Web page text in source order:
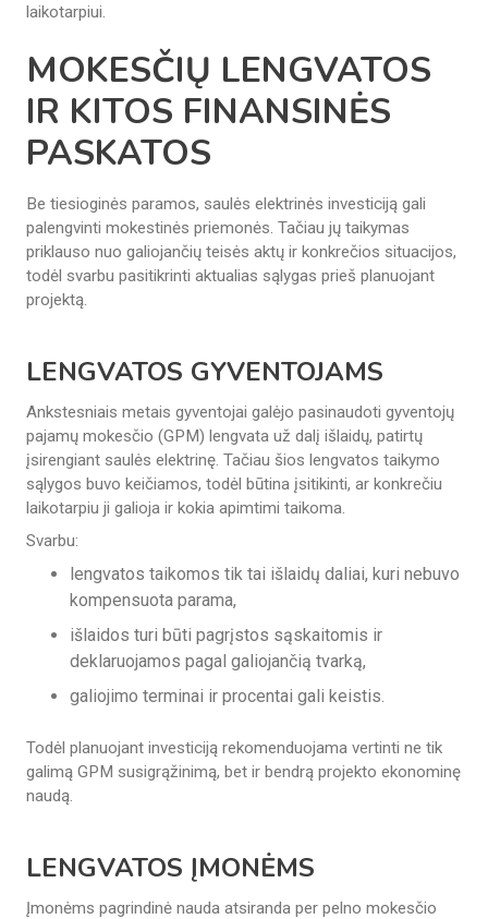
laikotarpiui.
MOKESČIŲ LENGVATOS
IR KITOS FINANSINĖS
PASKATOS
Be tiesioginės paramos, saulės elektrinės investiciją gali
palengvinti mokestinės priemonės. Tačiau jų taikymas
priklauso nuo galiojančių teisės aktų ir konkrečios situacijos,
todėl svarbu pasitikrinti aktualias sąlygas prieš planuojant
projektą.
LENGVATOS GYVENTOJAMS
Ankstesniais metais gyventojai galėjo pasinaudoti gyventojų
pajamų mokesčio (GPM) lengvata už dalį išlaidų, patirtų
įsirengiant saulės elektrinę. Tačiau šios lengvatos taikymo
sąlygos buvo keičiamos, todėl būtina įsitikinti, ar konkrečiu
laikotarpiu ji galioja ir kokia apimtimi taikoma.
Svarbu:
lengvatos taikomos tik tai išlaidų daliai, kuri nebuvo
kompensuota parama,
išlaidos turi būti pagrįstos sąskaitomis ir
deklaruojamos pagal galiojančią tvarką,
galiojimo terminai ir procentai gali keistis.
Todėl planuojant investiciją rekomenduojama vertinti ne tik
galimą GPM susigrąžinimą, bet ir bendrą projekto ekonominę
naudą.
LENGVATOS ĮMONĖMS
Įmonėms pagrindinė nauda atsiranda per pelno mokesčio